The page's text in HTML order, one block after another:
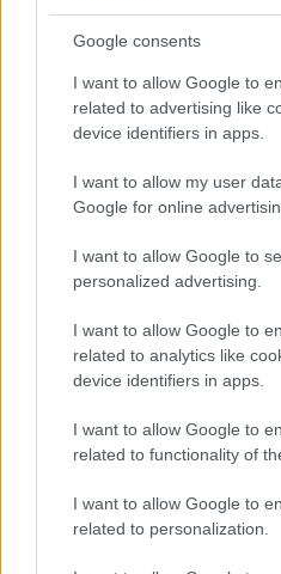
Google consents
I want to allow Google to
related to advertising like
device identifiers in apps.
I want to allow my user
Google for online
I want to allow Google to
personalized advertising.
I want to allow Google to
related to analytics like
device identifiers in apps.
I want to allow Google to
related to functionality of
I want to allow Google to
related to personalization.
legdrágábbja volt az
gyorsmérleg
HÍREK 2026. júl. 20.